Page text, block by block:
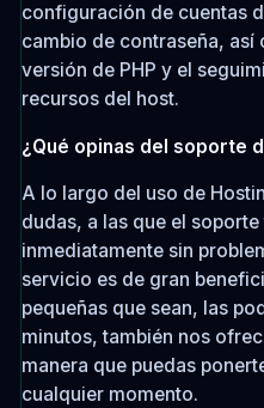
configuración de cuentas
cambio de contraseña, así
versión de PHP y el
recursos del host.
¿Qué opinas del soporte
A lo largo del uso de
dudas, a las que el
inmediatamente sin
servicio es de gran
pequeñas que sean, las
minutos, también nos
manera que puedas
cualquier momento.